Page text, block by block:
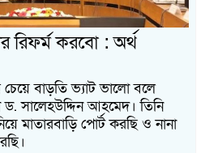
রিফর্ম করবো : অর্থ
চেয়ে বাড়তি ভ্যাট ভালো বলে
ড. সালেহউদ্দিন আহমেদ। তিনি
মাতারবাড়ি পোর্ট করছি ও নানা